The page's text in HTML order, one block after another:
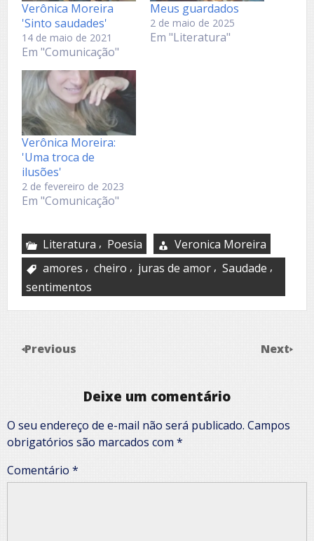
Verônica Moreira
'Sinto saudades'
14 de maio de 2021
Em "Comunicação"
Meus guardados
2 de maio de 2025
Em "Literatura"
Verônica Moreira:
'Uma troca de
ilusões'
2 de fevereiro de 2023
Em "Comunicação"
Literatura , Poesia
Veronica Moreira
amores , cheiro , juras de amor , Saudade ,
sentimentos
Previous Next
Deixe um comentário
O seu endereço de e-mail não será publicado. Campos
obrigatórios são marcados com *
Comentário *